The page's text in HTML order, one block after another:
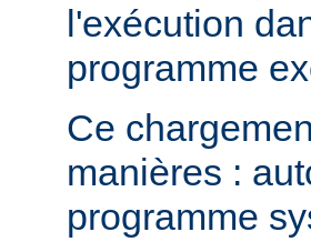
l'exécution
programme
Ce
manières :
programme